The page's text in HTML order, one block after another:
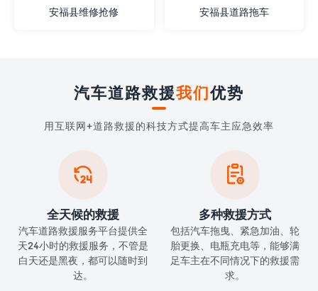
安福县维修抢修 安福县道路拖车
汽车道路救援我们优势
用互联网+道路救援的科技方式提高车主应急效率

全天候的救援
汽车道路救援服务平台提供全
天24小时的救援服务，不管是
白天还是黑夜，都可以随时到
达。

多种救援方式
包括汽车拖曳、紧急加油、轮
胎更换、电瓶充电等，能够满
足车主在不同情况下的救援需
求。